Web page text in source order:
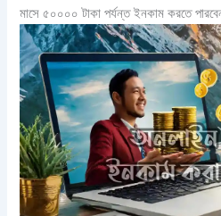
মাসে ৫০০০০ টাকা পর্যন্ত ইনকাম করতে